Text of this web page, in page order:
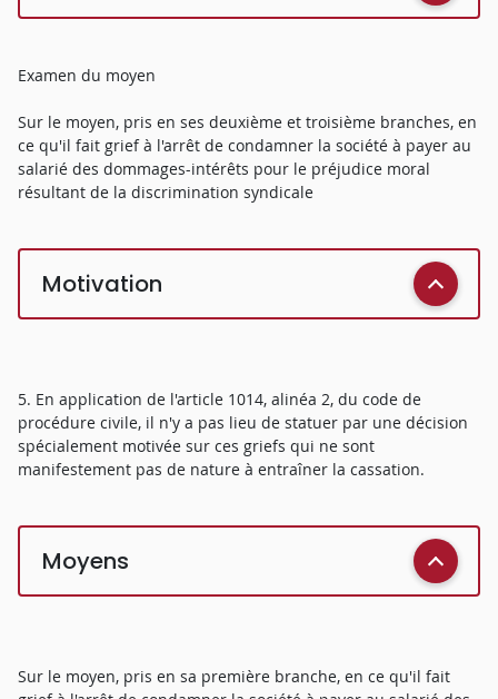
Examen du moyen
Sur le moyen, pris en ses deuxième et troisième branches, en
ce qu'il fait grief à l'arrêt de condamner la société à payer au
salarié des dommages-intérêts pour le préjudice moral
résultant de la discrimination syndicale
Motivation
5. En application de l'article 1014, alinéa 2, du code de
procédure civile, il n'y a pas lieu de statuer par une décision
spécialement motivée sur ces griefs qui ne sont
manifestement pas de nature à entraîner la cassation.
Moyens
Sur le moyen, pris en sa première branche, en ce qu'il fait